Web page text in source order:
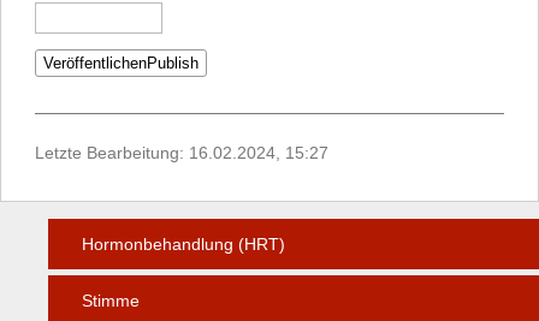
Letzte Bearbeitung: 16.02.2024, 15:27
Hormonbehandlung (HRT)
Stimme